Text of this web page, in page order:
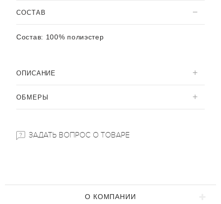
CОСТАВ
Состав: 100% полиэстер
ОПИСАНИЕ
ОБМЕРЫ
ЗАДАТЬ ВОПРОС О ТОВАРЕ
О КОМПАНИИ